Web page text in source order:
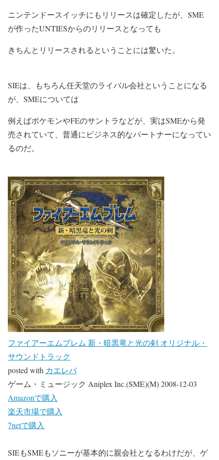
ニンテンドースイッチにもリリースは確定したが、SME
が作ったUNTIESからのリリースとなっても
きちんとリリースされるということには驚いた。
SIEは、もちろん任天堂のライバル会社ということになる
が、SMEについては
例えばポケモンやFEのサントラなどが、実はSMEから発
売されていて、普通にビジネス的なパートナーになってい
るのだ。
ファイアーエムブレム 新・暗黒竜と光の剣 オリジナル・
サウンドトラック
posted with カエレバ
ゲーム・ミュージック Aniplex Inc.(SME)(M) 2008-12-03
Amazonで購入
楽天市場で購入
7netで購入
SIEもSMEもソニーが基本的に親会社となるわけだが、ゲ